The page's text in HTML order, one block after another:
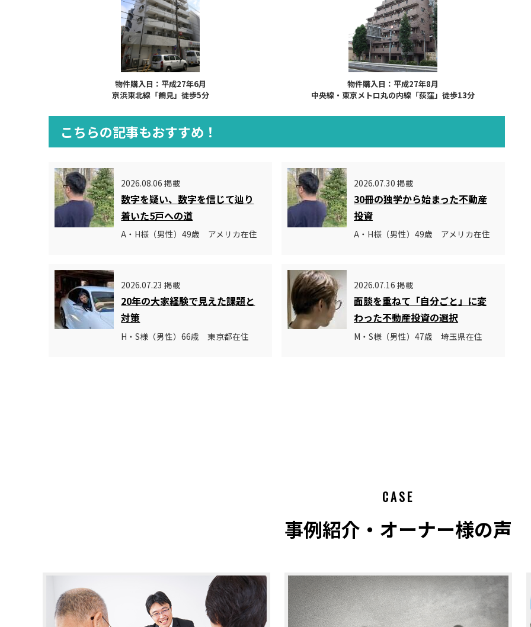
物件購入日：平成27年6月
京浜東北線「鶴見」徒歩5分
物件購入日：平成27年8月
中央線・東京メトロ丸の内線「荻窪」徒歩13分
こちらの記事もおすすめ！
2026.08.06 掲載
数字を疑い、数字を信じて辿り
着いた5戸への道
A・H様（男性）49歳 アメリカ在住
2026.07.30 掲載
30冊の独学から始まった不動産
投資
A・H様（男性）49歳 アメリカ在住
2026.07.23 掲載
20年の大家経験で見えた課題と
対策
H・S様（男性）66歳 東京都在住
2026.07.16 掲載
面談を重ねて「自分ごと」に変
わった不動産投資の選択
M・S様（男性）47歳 埼玉県在住
CASE
事例紹介・オーナー様の声